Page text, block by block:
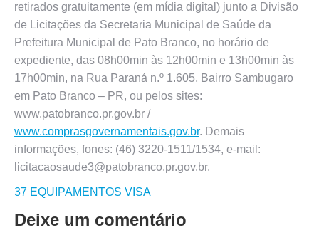
retirados gratuitamente (em mídia digital) junto a Divisão
de Licitações da Secretaria Municipal de Saúde da
Prefeitura Municipal de Pato Branco, no horário de
expediente, das 08h00min às 12h00min e 13h00min às
17h00min, na Rua Paraná n.º 1.605, Bairro Sambugaro
em Pato Branco – PR, ou pelos sites:
www.patobranco.pr.gov.br /
www.comprasgovernamentais.gov.br. Demais
informações, fones: (46) 3220-1511/1534, e-mail:
licitacaosaude3@patobranco.pr.gov.br.
37 EQUIPAMENTOS VISA
Deixe um comentário